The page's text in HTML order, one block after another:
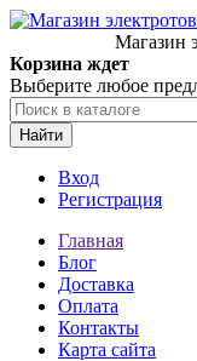
Магазин
Корзина ждет
Выберите любое
Найти
Вход
Регистрация
Главная
Блог
Доставка
Оплата
Контакты
Карта сайта